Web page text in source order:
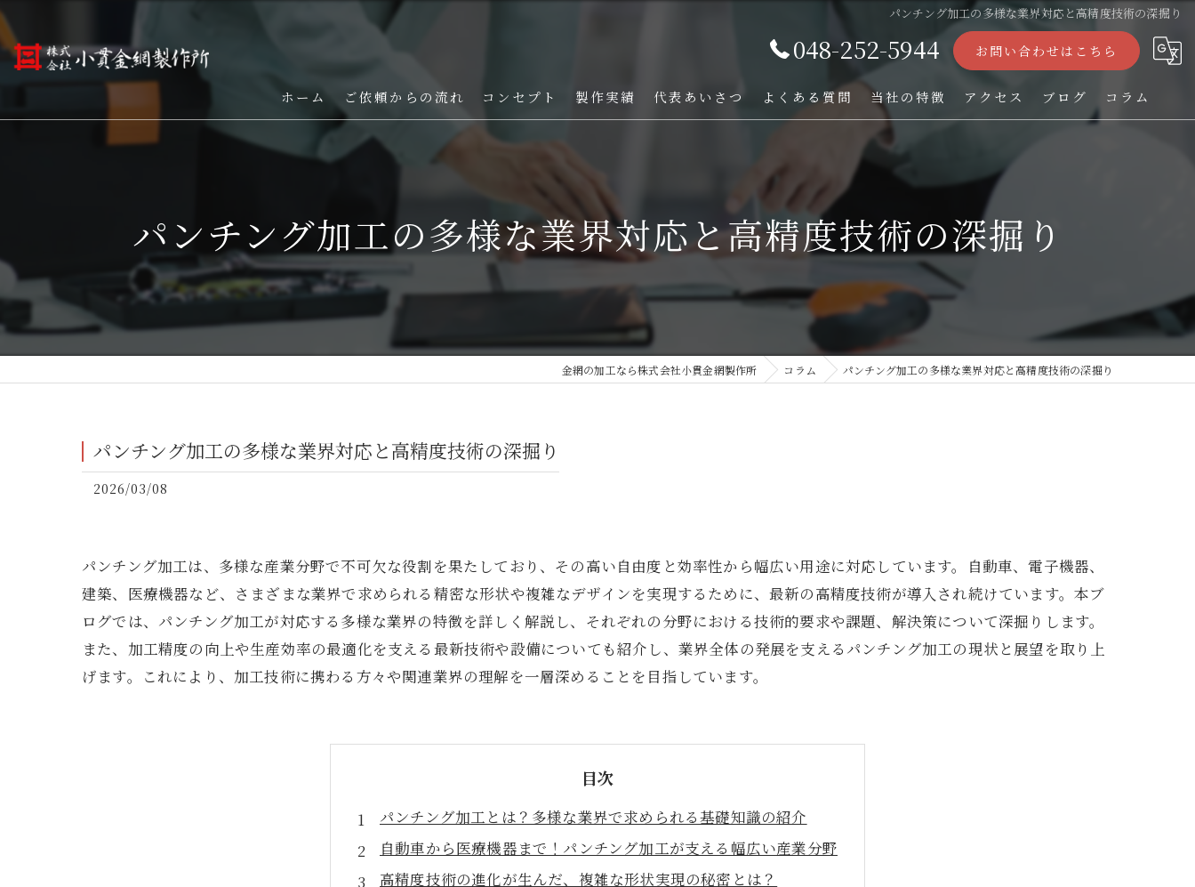
パンチング加工の多様な業界対応と高精度技術の深掘り
048-252-5944 お問い合わせはこちら
ホーム ご依頼からの流れ コンセプト 製作実績 代表あいさつ よくある質問 当社の特徴
ストレーナー
パンチング加工
オーダー
TIG溶接
アクセス ブログ コラム
パンチング加工の多様な業界対応と高精度技術の深掘り
金網の加工なら株式会社小貫金網製作所 コラム パンチング加工の多様な業界対応と高精度技術の深掘り
パンチング加工の多様な業界対応と高精度技術の深掘り
2026/03/08
パンチング加工は、多様な産業分野で不可欠な役割を果たしており、その高い自由度と効率性から幅広い用途に対応しています。自動車、電子機器、
建築、医療機器など、さまざまな業界で求められる精密な形状や複雑なデザインを実現するために、最新の高精度技術が導入され続けています。本ブ
ログでは、パンチング加工が対応する多様な業界の特徴を詳しく解説し、それぞれの分野における技術的要求や課題、解決策について深掘りします。
また、加工精度の向上や生産効率の最適化を支える最新技術や設備についても紹介し、業界全体の発展を支えるパンチング加工の現状と展望を取り上
げます。これにより、加工技術に携わる方々や関連業界の理解を一層深めることを目指しています。
目次
パンチング加工とは？多様な業界で求められる基礎知識の紹介
自動車から医療機器まで！パンチング加工が支える幅広い産業分野
高精度技術の進化が生んだ、複雑な形状実現の秘密とは？